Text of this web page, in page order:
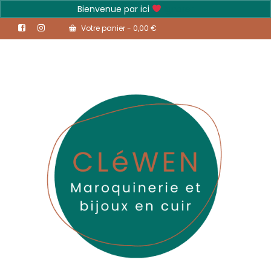
Votre panier- 0,00 €
Bienvenue par ici